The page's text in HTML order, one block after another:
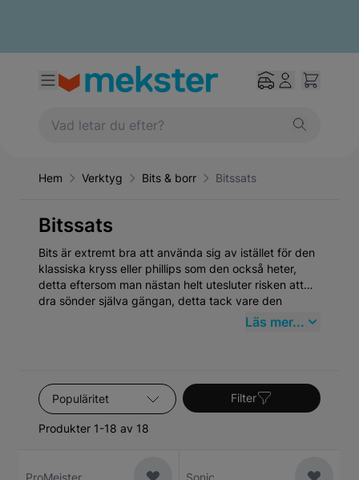
Hem Verktyg Bits & borr Bitssats
Bitssats
Bits är extremt bra att använda sig av istället för den
klassiska kryss eller phillips som den också heter,
detta eftersom man nästan helt utesluter risken att
dra sönder själva gängan, detta tack vare den
fantastiska designen! Här hittar du bits i alla olika
Läs mer...
Sortera efter
Produkter 1-18 av 18
Filter
ProMeister Sonic